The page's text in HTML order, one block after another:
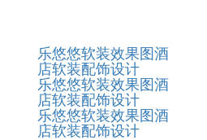
乐悠悠软装效果图酒
店软装配饰设计
乐悠悠软装效果图酒
店软装配饰设计
乐悠悠软装效果图酒
店软装配饰设计